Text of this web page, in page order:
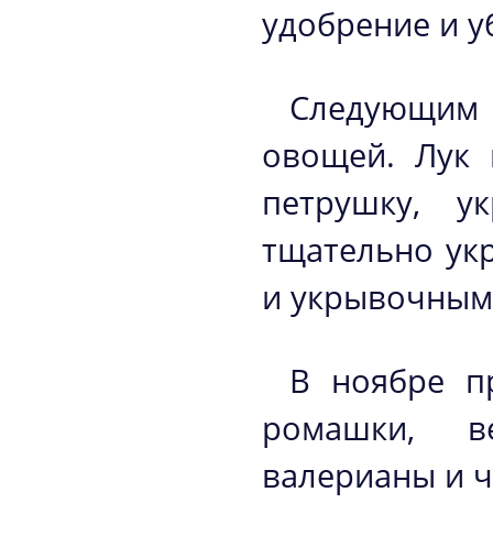
удобрение и
Следующим
овощей. Лук
петрушку,
тщательно
и
В ноябре
ромашки,
валерианы и